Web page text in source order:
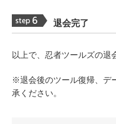
退会完了
以上で、忍者ツールズの退
※退会後のツール復帰、デ
承ください。